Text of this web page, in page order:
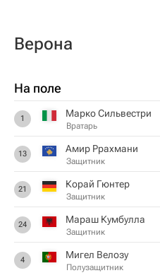
Верона
На поле
1 Марко Сильвестри
Вратарь
13 Амир Ррахмани
Защитник
21 Корай Гюнтер
Защитник
24 Мараш Кумбулла
Защитник
4 Мигел Велозу
Полузащитник